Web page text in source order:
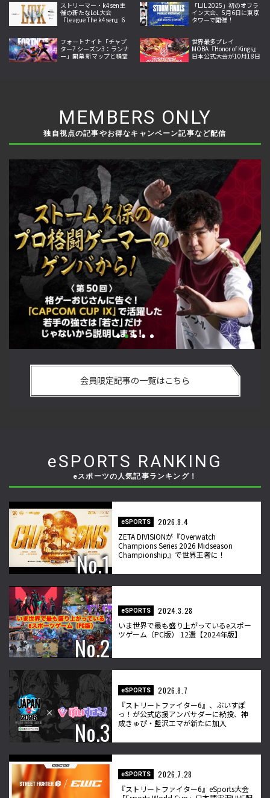
ストリーマー・k4sen主
催の新たなLoL大会
『League The k4sen』6
「LJL 2025」初のオフラ
イン大会、5月6日に東京
タワーで開催！
フォートナイト「チャプ
ター7 シーズン3：ランナ
ー」開幕 新マップと精霊
世界最多プレイ
MOBA『Honor of Kings』
日本公式大会が10月18日
MEMBERS ONLY
独自視点の記事やお得なキャンペーン記事など配信
の強さは 「若さ」だけじゃないから説明します！【ストーム
久保のプロ格闘ゲーマーのゲンバから！ 第50回】
会員限定記事の一覧はこちら
eSPORTS RANKING
eスポーツの人気記事ランキング！
eSPORTS
2026.8.4
ZETA DIVISIONが『Overwatch
Champions Series 2026 Midseason
Championship』で世界王者に！
eSPORTS
2024.3.28
いま世界で最も盛り上がっているeスポー
ツゲーム（PC版） 12選【2024年版】
eSPORTS
2026.8.7
『ストリートファイター6』、ぶいすぽ
っ！が公式応援アンバサダーに続投、神
成きゅぴ・藍沢エマが新たに加入
eSPORTS
2026.7.28
『ストリートファイター6』eSports大会